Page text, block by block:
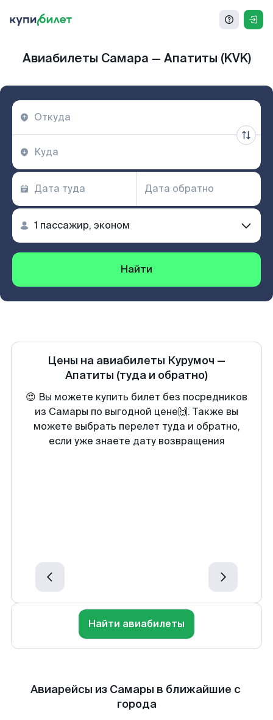
Авиабилеты Самара — Апатиты (KVK)
Найти
Цены на авиабилеты Курумоч —
Апатиты (туда и обратно)
😍 Вы можете купить билет без посредников
из Самары по выгодной цене🙌. Также вы
можете выбрать перелет туда и обратно,
если уже знаете дату возвращения
Найти авиабилеты
Авиарейсы из Самары в ближайшие с
города